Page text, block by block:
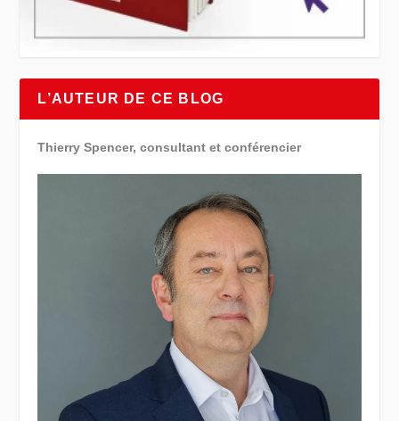
L’AUTEUR DE CE BLOG
Thierry Spencer, consultant et conférencier